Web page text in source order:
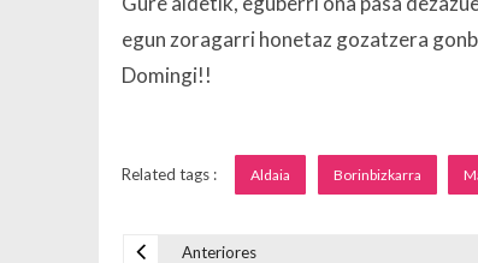
egun zoragarri honetaz gozatzera
Domingi!!
Related tags : Aldaia Borinbizkarra
Anteriores